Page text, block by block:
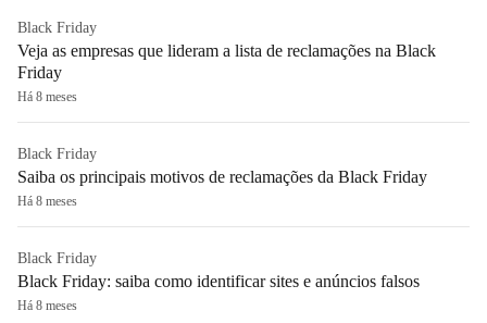
Black Friday
Veja as empresas que lideram a lista de reclamações na Black
Friday
Há 8 meses
Black Friday
Saiba os principais motivos de reclamações da Black Friday
Há 8 meses
Black Friday
Black Friday: saiba como identificar sites e anúncios falsos
Há 8 meses